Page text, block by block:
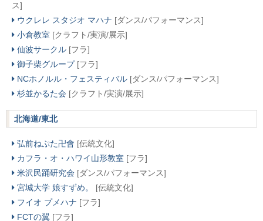
ス]
ウクレレ スタジオ マハナ [ダンス/パフォーマンス]
小倉教室 [クラフト/実演/展示]
仙波サークル [フラ]
御子柴グループ [フラ]
NCホノルル・フェスティバル [ダンス/パフォーマンス]
杉並かるた会 [クラフト/実演/展示]
北海道/東北
弘前ねぷた卍會 [伝統文化]
カフラ・オ・ハワイ山形教室 [フラ]
米沢民踊研究会 [ダンス/パフォーマンス]
宮城大学 娘すずめ。 [伝統文化]
フイオ プメハナ [フラ]
FCTの翼 [フラ]